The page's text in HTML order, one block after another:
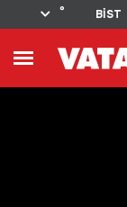
° BİST